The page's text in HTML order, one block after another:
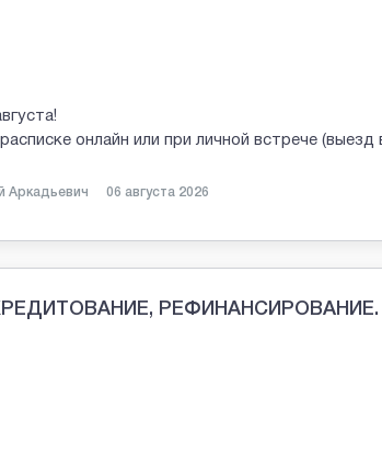
онлайн или при личной встрече
Аркадьевич 06 августа 2026
РЕФИНАНСИРОВАНИЕ.